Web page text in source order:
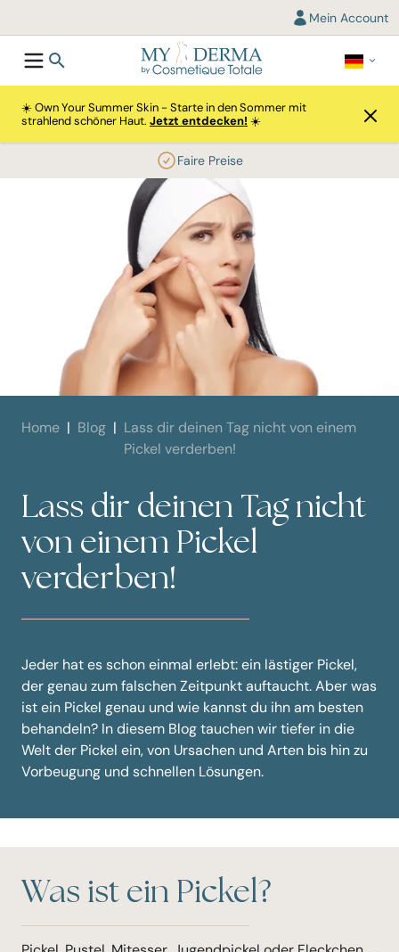
Mein Account
☀️ Own Your Summer Skin - Starte in den Sommer mit
strahlend schöner Haut. Jetzt entdecken! ☀️
Faire Preise
Home Blog
Lass dir deinen Tag nicht von einem
Pickel verderben!
Lass dir deinen Tag nicht
von einem Pickel
verderben!
Jeder hat es schon einmal erlebt: ein lästiger Pickel,
der genau zum falschen Zeitpunkt auftaucht. Aber was
ist ein Pickel genau und wie kannst du ihn am besten
behandeln? In diesem Blog tauchen wir tiefer in die
Welt der Pickel ein, von Ursachen und Arten bis hin zu
Vorbeugung und schnellen Lösungen.
Was ist ein Pickel?